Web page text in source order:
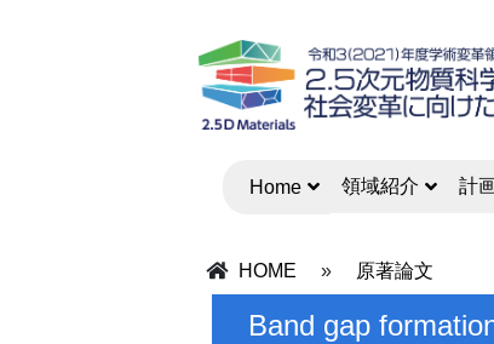
Home 領域紹介 計
HOME » 原著論文
Band gap